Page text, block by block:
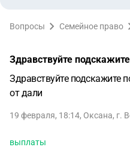
Вопросы Семейное право
Здравствуйте
Здравствуйте подскажите
от дали
19 февраля, 18:14, Оксана, г.
выплаты